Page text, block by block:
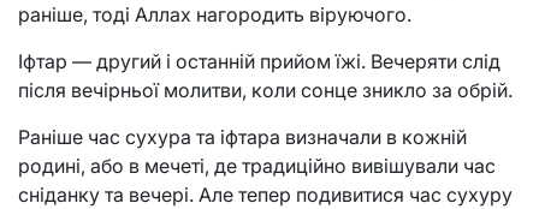
раніше, тоді Аллах нагородить віруючого.
Іфтар — другий і останній прийом їжі. Вечеряти слід
після вечірньої молитви, коли сонце зникло за обрій.
Раніше час сухура та іфтара визначали в кожній
родині, або в мечеті, де традиційно вивішували час
сніданку та вечері. Але тепер подивитися час сухуру